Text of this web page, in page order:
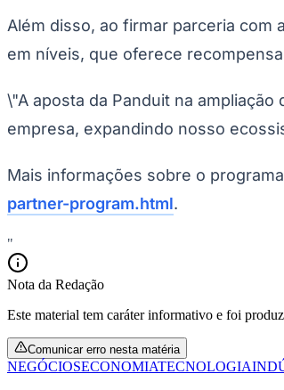
Panorama Econômico
Panorama Econômico
Para Sua Empresa
Anuncie no Portal
Publicidade Legal
NBA
MLB
Atletismo
Vôlei
NBB
Além disso, ao firmar parceria
em níveis, que oferece
\"A aposta da Panduit na
empresa, expandindo nosso
Mais informações sobre o
partner-program.html.
"
Nota da Redação
Este material tem caráter informativo e foi
Comunicar erro nesta matéria
NEGÓCIOSECONOMIATECNOLOGIA